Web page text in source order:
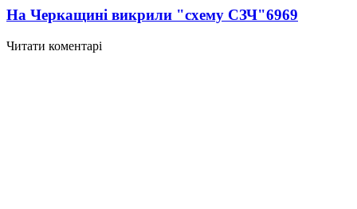
На Черкащині викрили "схему СЗЧ"6969
Читати коментарі